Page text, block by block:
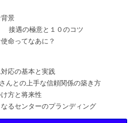
景
接遇の極意と１０のコツ
命ってなあに？
応の基本と実践
んとの上手な信頼関係の築き方
方と将来性
るセンターのプランディング